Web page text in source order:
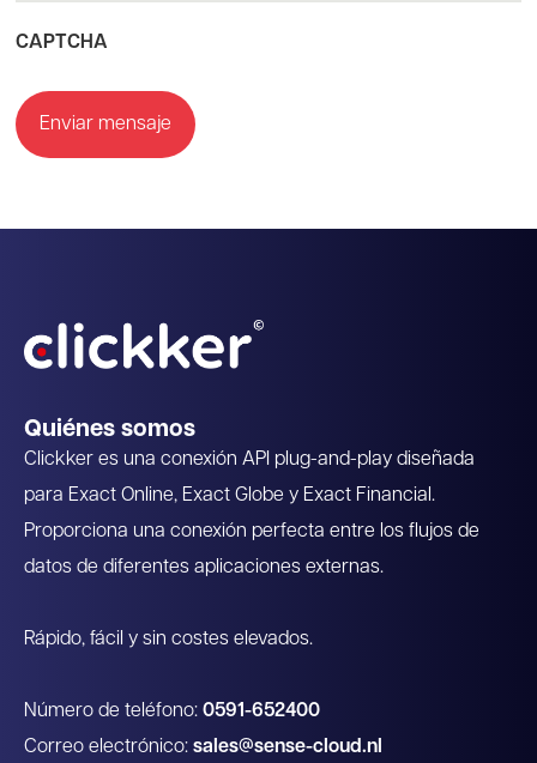
CAPTCHA
Quiénes somos
Clickker es una conexión API plug-and-play diseñada
para Exact Online, Exact Globe y Exact Financial.
Proporciona una conexión perfecta entre los flujos de
datos de diferentes aplicaciones externas.
Rápido, fácil y sin costes elevados.
Número de teléfono: 0591-652400
Correo electrónico: sales@sense-cloud.nl